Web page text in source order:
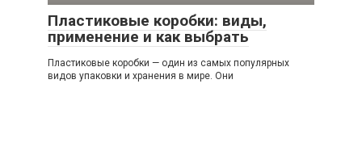
Пластиковые коробки: виды,
применение и как выбрать
Пластиковые коробки — один из самых популярных
видов упаковки и хранения в мире. Они